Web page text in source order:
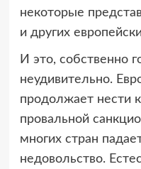
некоторые
и других
И это, собственно
неудивительно.
продолжает нести
провальной
многих стран
недовольство.